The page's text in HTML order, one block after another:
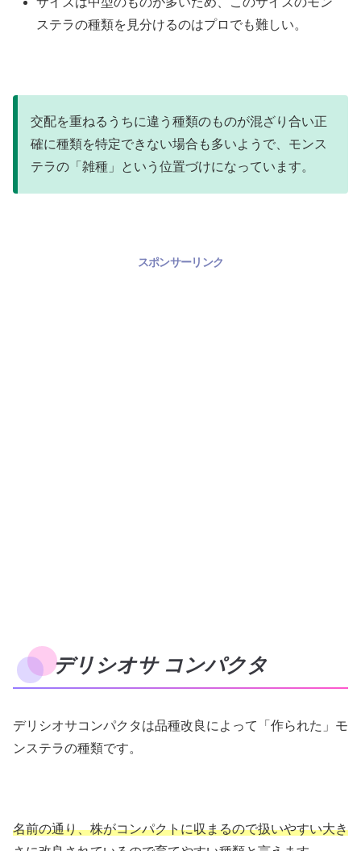
ステラの種類を見分けるのはプロでも難しい。
交配を重ねるうちに違う種類のものが混ざり合い正
確に種類を特定できない場合も多いようで、モンス
テラの「雑種」という位置づけになっています。
スポンサーリンク
デリシオサ コンパクタ
デリシオサコンパクタは品種改良によって「作られた」モ
ンステラの種類です。
名前の通り、株がコンパクトに収まるので扱いやすい大き